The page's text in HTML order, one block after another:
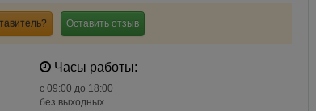
Оставить отзыв
Часы работы:
c 09:00 до 18:00
без выходных